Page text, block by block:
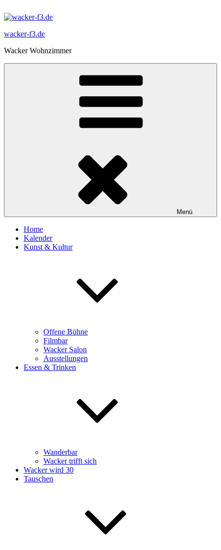
Inhalt
wacker-f3.de
Wacker Wohnzimmer
Menü
Home
Kalender
Kunst & Kultur
Offene Bühne
Filmbar
Wacker Salon
Ausstellungen
Essen & Trinken
Wanderbar
Wacker trifft sich
Wacker wird 30
Tauschen